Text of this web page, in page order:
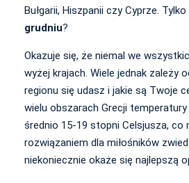
Bułgarii, Hiszpanii czy Cyprze. Tylko
grudniu?
Okazuje się, że niemal we
wyżej krajach. Wiele jednak zależy
regionu się udasz i jakie są Twoje
wielu obszarach Grecji
średnio 15-19 stopni Celsjusza, co
rozwiązaniem dla miłośników
niekoniecznie okaże się najlepszą